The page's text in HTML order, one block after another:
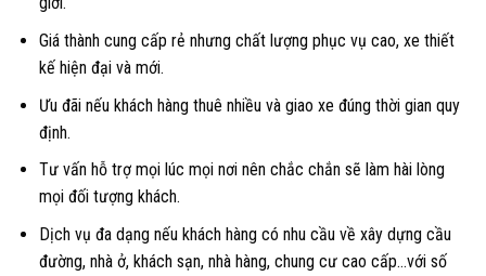
Giá thành cung cấp rẻ nhưng chất lượng phục vụ cao, xe thiết
kế hiện đại và mới.
Ưu đãi nếu khách hàng thuê nhiều và giao xe đúng thời gian quy
định.
Tư vấn hỗ trợ mọi lúc mọi nơi nên chắc chắn sẽ làm hài lòng
mọi đối tượng khách.
Dịch vụ đa dạng nếu khách hàng có nhu cầu về xây dựng cầu
đường, nhà ở, khách sạn, nhà hàng, chung cư cao cấp…với số